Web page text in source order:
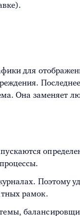
для
Она заменяет
Поэтому
рамок.